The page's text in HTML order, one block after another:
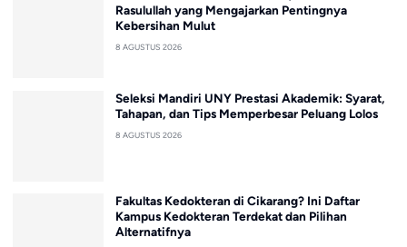
Rasulullah yang Mengajarkan Pentingnya
Kebersihan Mulut
8 AGUSTUS 2026
Seleksi Mandiri UNY Prestasi Akademik: Syarat,
Tahapan, dan Tips Memperbesar Peluang Lolos
8 AGUSTUS 2026
Fakultas Kedokteran di Cikarang? Ini Daftar
Kampus Kedokteran Terdekat dan Pilihan
Alternatifnya